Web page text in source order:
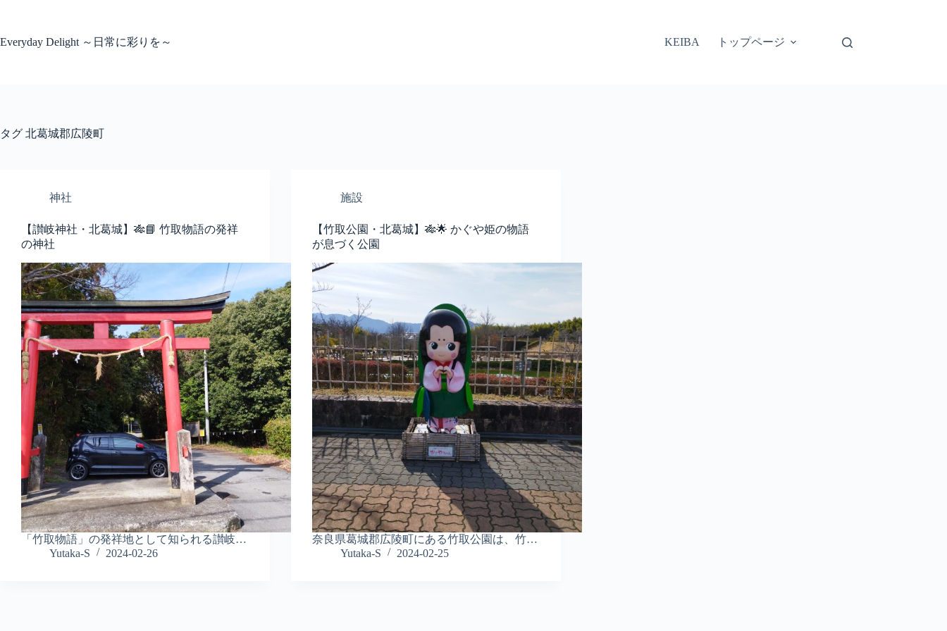
テ
プ
Everyday Delight ～日常に彩りを～ KEIBA トップページ
タグ 北葛城郡広陵町
神社
【讃岐神社・北葛城】🎋📘 竹取物語の発祥
の神社
「竹取物語」の発祥地として知られる讃岐…
Yutaka-S
2024-02-26
施設
【竹取公園・北葛城】🎋🌟 かぐや姫の物語
が息づく公園
奈良県葛城郡広陵町にある竹取公園は、竹…
Yutaka-S
2024-02-25